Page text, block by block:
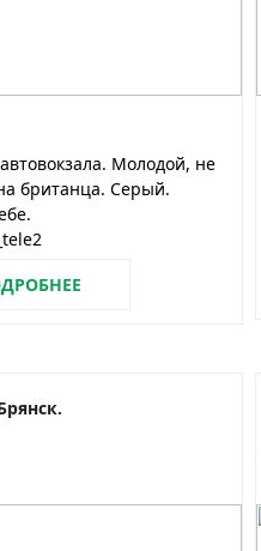
Молодой, не
британца. Серый.